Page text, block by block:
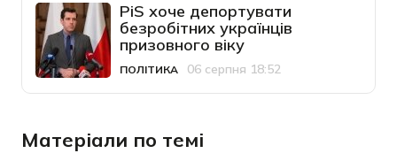
PiS хоче депортувати
безробітних українців
призовного віку
Категорія
ПОЛІТИКА
Дата публікації
06 серпня 18:52
Матеріали по темі